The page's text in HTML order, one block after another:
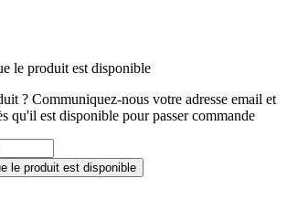
le produit est disponible
? Communiquez-nous votre adresse email et
qu'il est disponible pour passer commande
le produit est disponible